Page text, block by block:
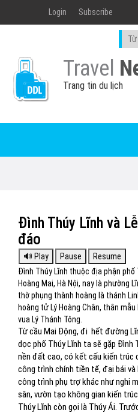
Login Subscribe
Travel
Trang tin du lịch
Đình Thúy Lĩnh và
đáo
Đình Thúy Lĩnh thuộc địa phận phố
Hoàng Mai, Hà Nội, nay là phường
thờ phụng thành hoàng là thánh
hoàng tử Lý Hoàng Chân, thân
vua Lý Thánh Tông.
Từ cầu Mai Động, đi hết đường
dọc phố Thúy Lĩnh ta sẽ gặp Đình
nền đất cao, có kết cấu kiến trúc
công trình chính tiền tế, đại bái và
công trình phụ trợ khác như nghi
sân, vườn tạo không gian kiến
Thúy Lĩnh còn gọi là Thúy Ái.